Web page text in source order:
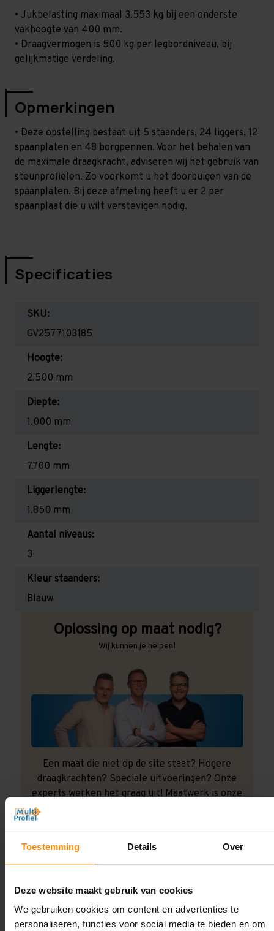
Toestemming Details Over
Deze website maakt gebruik van cookies
We gebruiken cookies om content en advertenties te
personaliseren, functies voor social media te bieden en om
• Jukbelasting maximaal 3.553 kg bij een onderste
vakhoogte van 400 mm.
• Draagvermogen is 500 kg per legbordniveau, bij
gelijkmatige verdeling.
Opmerkingen
• Deze opstelling bestaat uit 5 staanders, 24 liggers, 12
spaanplaten en 48 borgpennen. Voor het behalen van
de maximale draagkracht, adviseren wij het gebruik van
steunprofielen. Zo voorkomt u het doorbuigen van de
spaanplaten. Bij deze afmeting heeft u er 2 per
spaanplaat die u wilt verstevigen nodig.
Specificaties
SKU:
GV2577103185
Hoogte:
2.500 mm
Diepte:
1.000 mm
Lengte:
7.700 mm
Liggerlengte:
1.850 mm
Aantal niveaus:
3
Kleur staanders:
Blauw
Oplossing op maat nodig?
Wij kunnen je helpen!
Een maat die niet op de site staat? Hogere
draagkrachten? Speciale uitvoeringen? Onze
experts werken het graag uit! Maatwerk is onze
Contact met specialist
Montage uitbesteden?
Laat ons het doen!